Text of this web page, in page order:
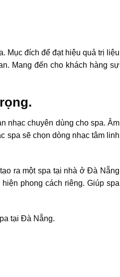
Mục đích để đạt hiệu quả trị liệu
Mang đến cho khách hàng sự
nhạc chuyên dùng cho spa. Âm
spa sẽ chọn dòng nhạc tâm linh
ra một spa tại nhà ở Đà Nẵng
phong cách riêng. Giúp spa
tại Đà Nẵng.